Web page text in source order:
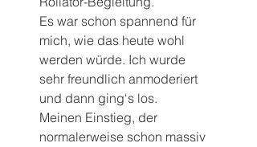
Es war schon spannend für
mich, wie das heute wohl
werden würde. Ich wurde
sehr freundlich anmoderiert
und dann ging‘s los.
Meinen Einstieg, der
normalerweise schon massiv